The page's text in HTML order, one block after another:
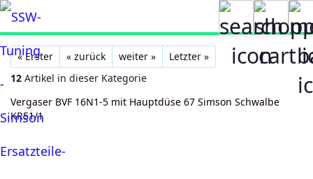
« Erster « zurück weiter »
Letzter »
12 Artikel in dieser Kategorie
Vergaser BVF 16N1-5 mit Hauptdüse 67 Simson Schwalbe
KR51/1